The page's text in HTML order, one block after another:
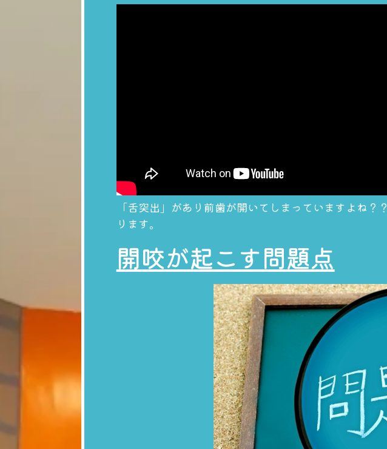
「舌突出」があり前歯が開いてしまっていますよね？？
ります。
開咬が起こす問題点